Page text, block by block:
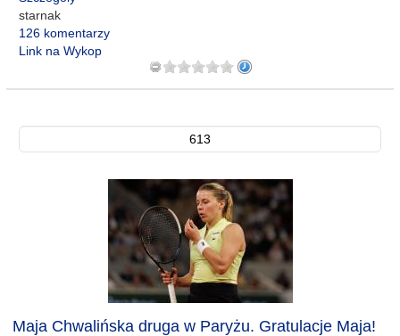
starnak
126 komentarzy
Link na Wykop
613
Maja Chwalińska druga w Paryżu. Gratulacje Maja!